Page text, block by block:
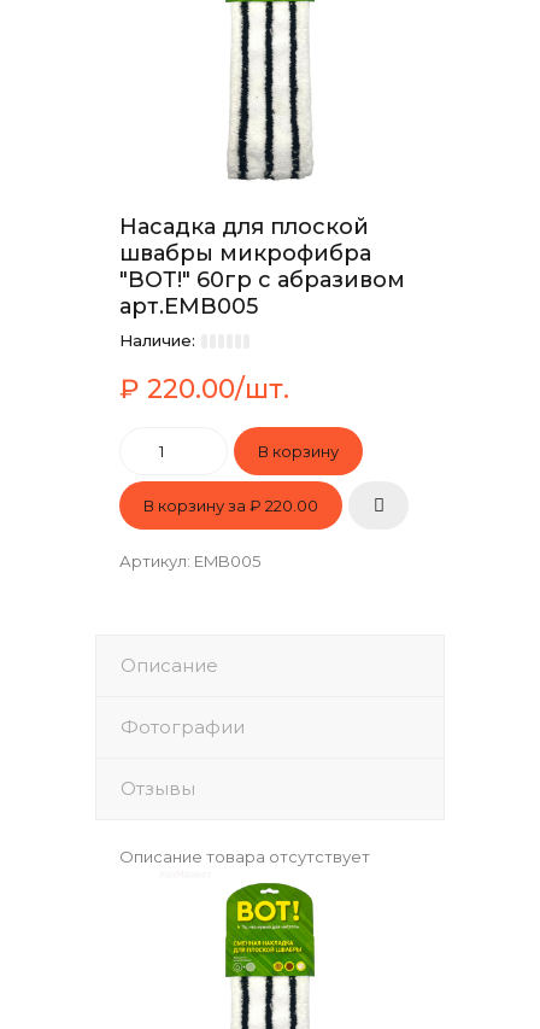
Насадка для плоской
швабры микрофибра
"ВОТ!" 60гр с абразивом
арт.EMB005
Наличие:
₽ 220.00/шт.
В корзину за ₽ 220.00
Артикул: EMB005
Описание
Фотографии
Отзывы
Описание товара отсутствует